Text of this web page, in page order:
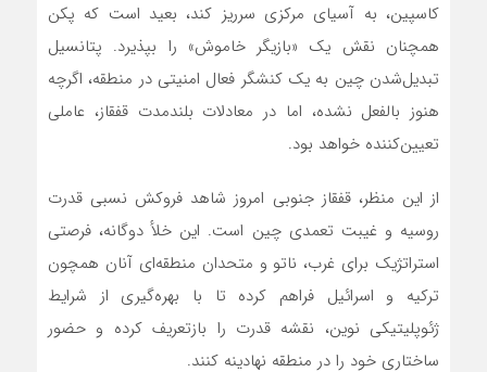
کاسپین، به آسیای مرکزی سرریز کند، بعید است که پکن
همچنان نقش یک «بازیگر خاموش» را بپذیرد. پتانسیل
تبدیل‌شدن چین به یک کنشگر فعال امنیتی در منطقه، اگرچه
هنوز بالفعل نشده، اما در معادلات بلندمدت قفقاز، عاملی
تعیین‌کننده خواهد بود.
از این منظر، قفقاز جنوبی امروز شاهد فروکش نسبی قدرت
روسیه و غیبت تعمدی چین است. این خلأ دوگانه، فرصتی
استراتژیک برای غرب، ناتو و متحدان منطقه‌ای آنان همچون
ترکیه و اسرائیل فراهم کرده تا با بهره‌گیری از شرایط
ژئوپلیتیکی نوین، نقشه قدرت را بازتعریف کرده و حضور
ساختاری خود را در منطقه نهادینه کنند.